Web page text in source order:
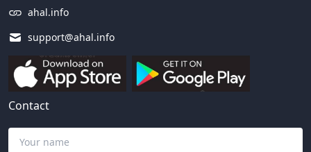
ahal.info
support@ahal.info
Contact